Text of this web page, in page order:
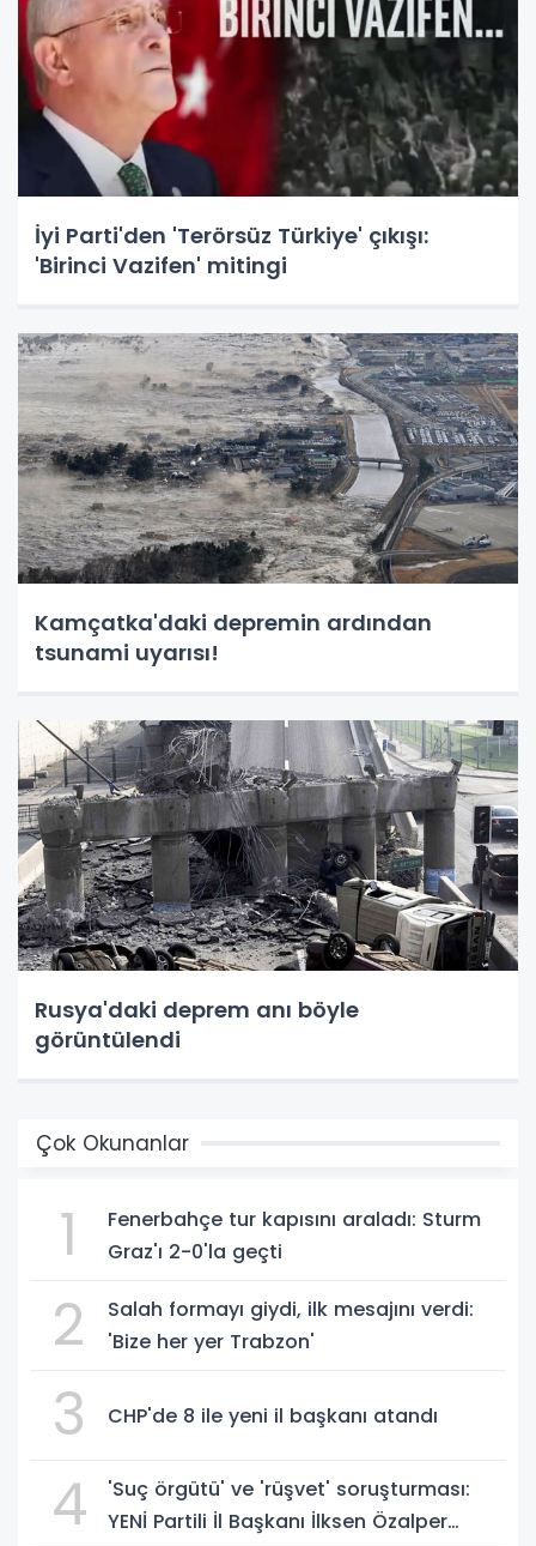
İyi Parti'den 'Terörsüz Türkiye' çıkışı:
'Birinci Vazifen' mitingi
Kamçatka'daki depremin ardından
tsunami uyarısı!
Rusya'daki deprem anı böyle
görüntülendi
Çok Okunanlar
1
Fenerbahçe tur kapısını araladı: Sturm
Graz'ı 2-0'la geçti
2
Salah formayı giydi, ilk mesajını verdi:
'Bize her yer Trabzon'
3 CHP'de 8 ile yeni il başkanı atandı
4
'Suç örgütü' ve 'rüşvet' soruşturması:
YENİ Partili İl Başkanı İlksen Özalper